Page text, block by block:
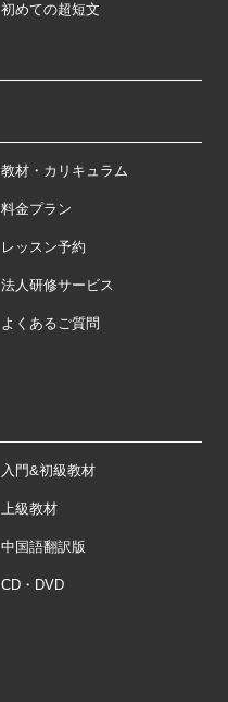
初めての超短文
教材・カリキュラム
料金プラン
レッスン予約
法人研修サービス
よくあるご質問
入門&初級教材
上級教材
中国語翻訳版
CD・DVD